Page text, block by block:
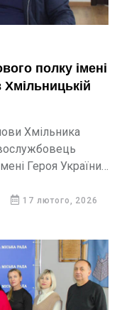
полку імені
Хмільника
Героя України
17 лютого, 2026